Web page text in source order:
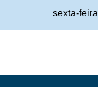
sexta-feira